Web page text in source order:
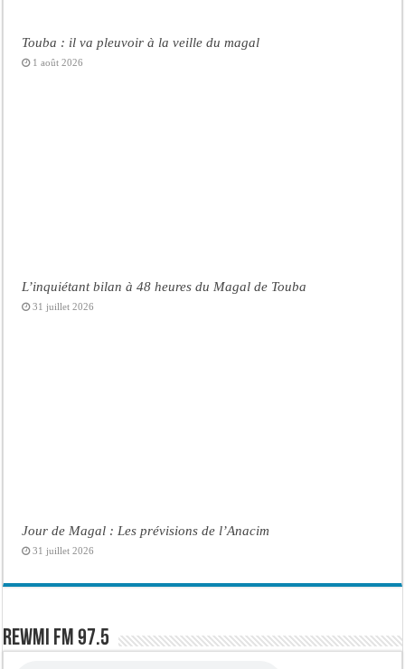
Touba : il va pleuvoir à la veille du magal
1 août 2026
L’inquiétant bilan à 48 heures du Magal de Touba
31 juillet 2026
Jour de Magal : Les prévisions de l’Anacim
31 juillet 2026
Rewmi FM 97.5